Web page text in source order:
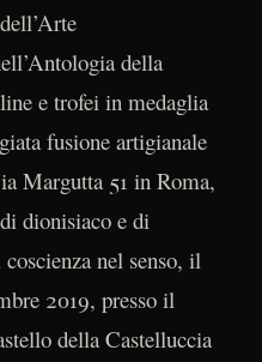
della
e trofei in medaglia
fusione artigianale
Margutta 51 in Roma,
dionisiaco e di
nel senso, il
2019, presso il
della Castelluccia